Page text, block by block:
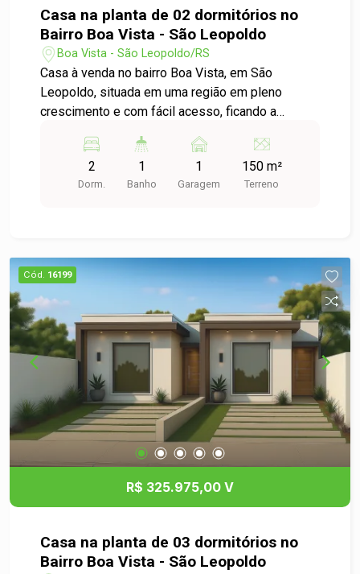
você!
Casa na planta de 02 dormitórios no
Bairro Boa Vista - São Leopoldo
Boa Vista - São Leopoldo/RS
Casa à venda no bairro Boa Vista, em São
Leopoldo, situada em uma região em pleno
crescimento e com fácil acesso, ficando a
imóvel é ideal para quem deseja tranquilidade
sem abrir mão da praticidade. A residência conta
com 2 dormitórios bem distribuídos, com pé
um amplo quintal, perfeito para construção de
quiosque, área gourmet ou até mesmo piscina.
Com piso em porcelanato e laje técnica, a casa
oferece um acabamento moderno e de qualidade,
garantindo conforto e valorização. Uma excelente
oportunidade para quem busca morar bem ou
investir em uma região promissora.
2
Dorm.
1
Banho
1
Garagem
150 m²
Terreno
Cód. 16199
R$ 325.975,00 V
Casa na planta de 03 dormitórios no
Bairro Boa Vista - São Leopoldo